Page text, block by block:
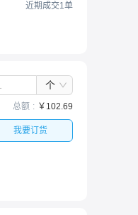
近期成交1单
个
总额 ￥ 102.69
我要订货